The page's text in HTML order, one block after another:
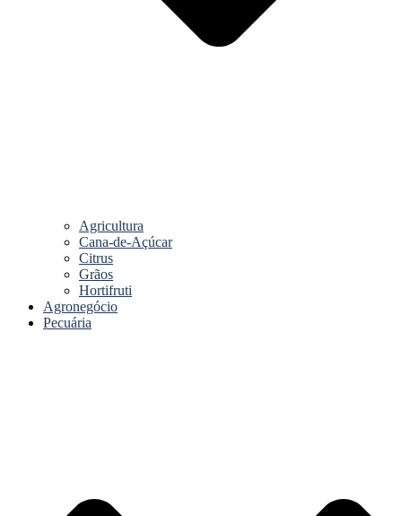
Agricultura
Cana-de-Açúcar
Citrus
Grãos
Hortifruti
Agronegócio
Pecuária